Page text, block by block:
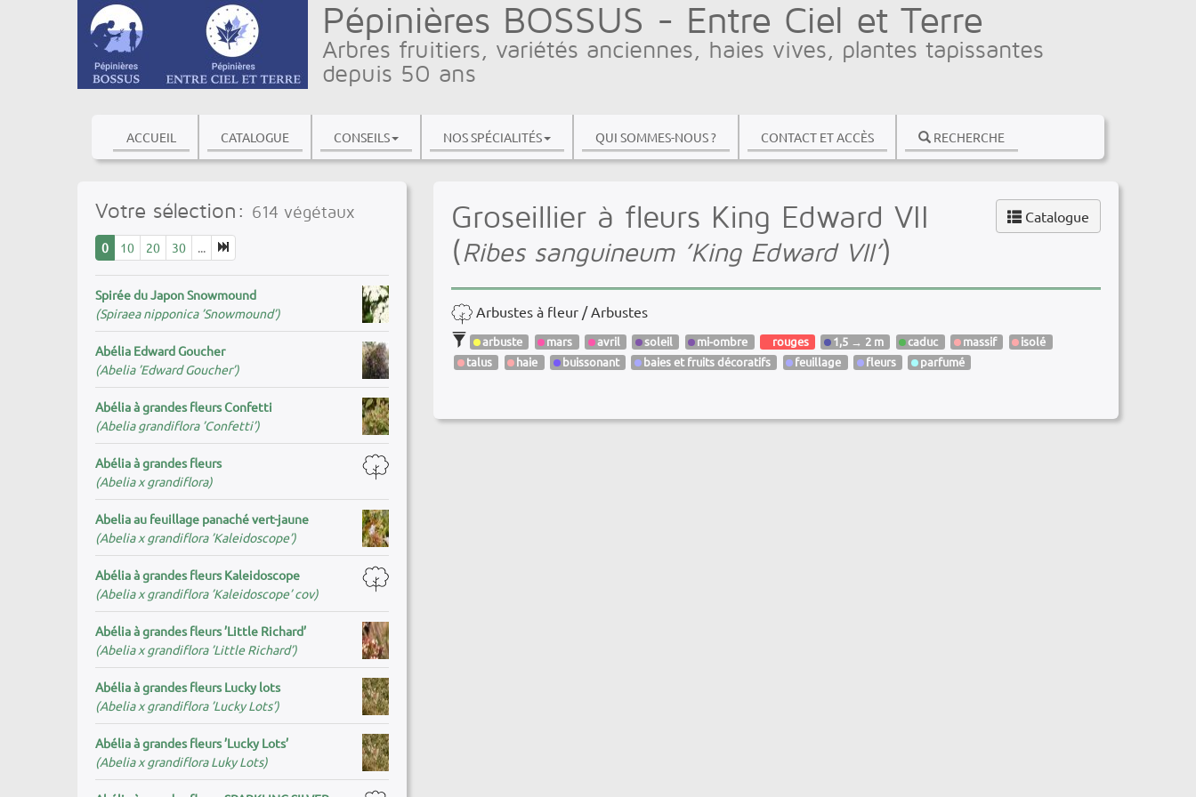
Pépinières BOSSUS - Entre Ciel et Terre
Arbres fruitiers, variétés anciennes, haies vives, plantes tapissantes
depuis 50 ans
ACCUEIL CATALOGUE CONSEILS NOS SPÉCIALITÉS QUI SOMMES-NOUS ? CONTACT ET ACCÈS RECHERCHE
Votre sélection: 614 végétaux
0 10 20 30
Spirée du Japon Snowmound
(Spiraea nipponica ’Snowmound’)
Abélia Edward Goucher
(Abelia ’Edward Goucher’)
Abélia à grandes fleurs Confetti
(Abelia grandiflora ’Confetti’)
Abélia à grandes fleurs
(Abelia x grandiflora)
Abelia au feuillage panaché vert-jaune
(Abelia x grandiflora ’Kaleidoscope’)
Abélia à grandes fleurs Kaleidoscope
(Abelia x grandiflora ’Kaleidoscope’ cov)
Abélia à grandes fleurs ’Little Richard’
(Abelia x grandiflora ’Little Richard’)
Abélia à grandes fleurs Lucky lots
(Abelia x grandiflora ’Lucky Lots’)
Abélia à grandes fleurs ’Lucky Lots’
(Abelia x grandiflora Luky Lots)
Catalogue
Groseillier à fleurs King Edward VII
(Ribes sanguineum ’King Edward VII’)
Arbustes à fleur / Arbustes
arbuste mars avril soleil mi-ombre rouges 1,5 → 2 m caduc massif
isolé
talus
haie buissonant baies et fruits décoratifs feuillage fleurs parfumé